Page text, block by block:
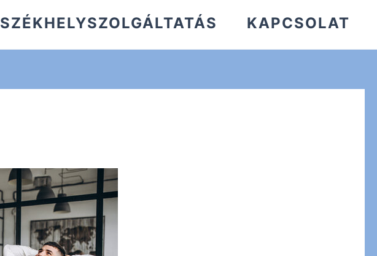
SZÉKHELYSZOLGÁLTATÁS KAPCSOLAT